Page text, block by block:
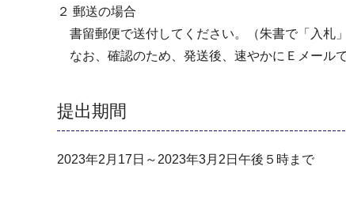
２ 郵送の場合
書留郵便で送付してください。（朱書で「⼊札
なお、確認のため、発送後、速やかにＥメール
提出期間
2023年2月17日～2023年3月2日午後５時まで